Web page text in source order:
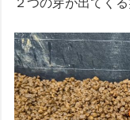
２つの芽が出てく